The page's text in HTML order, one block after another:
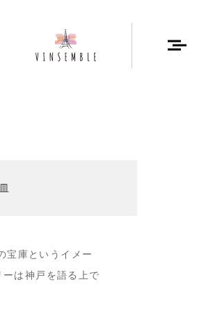
宝庫というイメー
は神戸を語る上で